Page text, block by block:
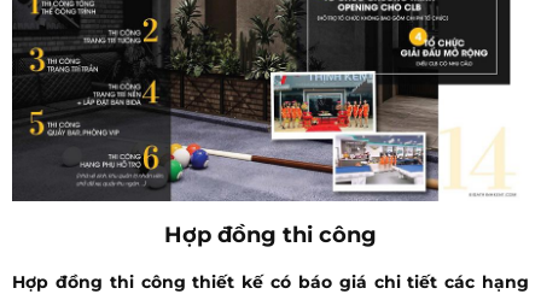
Hợp đồng thi công
Hợp đồng thi công thiết kế có báo giá chi tiết các hạng